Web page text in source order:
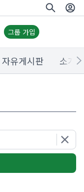
그룹 가입
자유게시판 소개